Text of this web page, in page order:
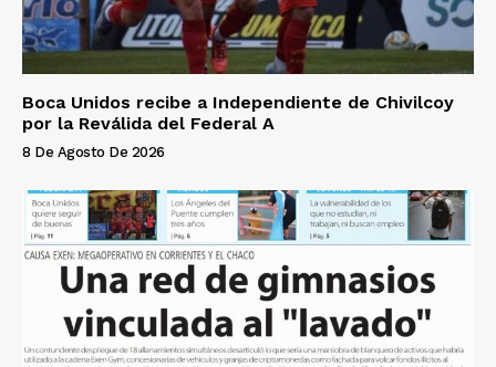
Boca Unidos recibe a Independiente de Chivilcoy
por la Reválida del Federal A
8 De Agosto De 2026